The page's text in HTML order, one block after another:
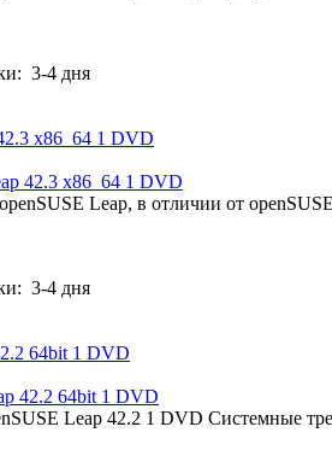
3-4 дня
42.3 x86_64 1 DVD
Leap, в отличии от
3-4 дня
42.2 64bit 1 DVD
Leap 42.2 1 DVD Системные